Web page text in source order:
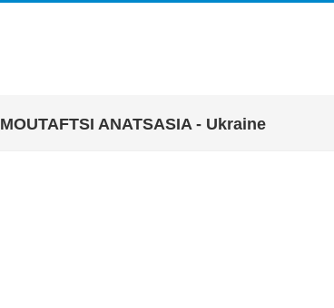
MOUTAFTSI ANATSASIA - Ukraine